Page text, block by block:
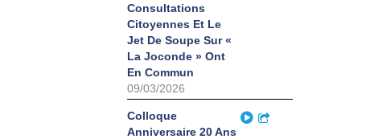
Consultations
Citoyennes Et Le
Jet De Soupe Sur «
La Joconde » Ont
En Commun
09/03/2026
Colloque
Anniversaire 20 Ans
Play